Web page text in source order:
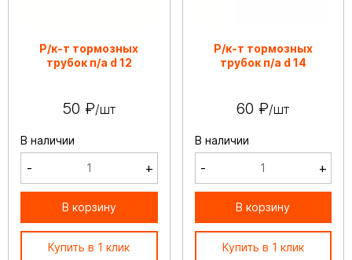
Р/к-т тормозных
трубок п/а d 12
50 ₽/шт
В наличии
- +
В корзину
Купить в 1 клик
Р/к-т тормозных
трубок п/а d 14
60 ₽/шт
В наличии
- +
В корзину
Купить в 1 клик